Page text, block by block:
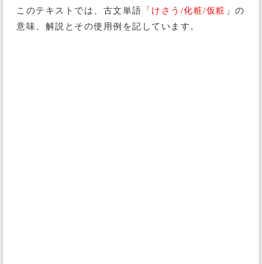
このテキストでは、古文単語「 けさう/化粧/仮粧 」の
意味、解説とその使用例を記しています。